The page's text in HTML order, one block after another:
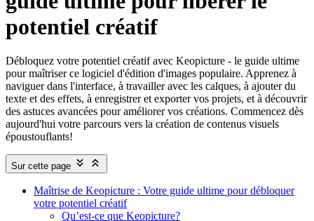
potentiel créatif
Débloquez votre potentiel créatif avec Keopicture - le guide ultime
pour maîtriser ce logiciel d'édition d'images populaire. Apprenez à
naviguer dans l'interface, à travailler avec les calques, à ajouter du
texte et des effets, à enregistrer et exporter vos projets, et à découvrir
des astuces avancées pour améliorer vos créations. Commencez dès
aujourd'hui votre parcours vers la création de contenus visuels
époustouflants!
Sur cette page
Maîtrise de Keopicture : Votre guide ultime pour débloquer
votre potentiel créatif
Qu’est-ce que Keopicture?